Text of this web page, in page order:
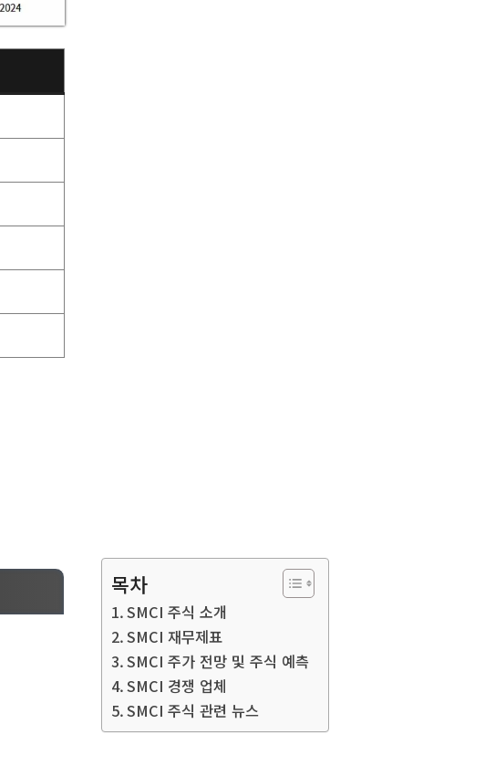
목차
SMCI 주식 소개
SMCI 재무제표
SMCI 주가 전망 및 주식 예측
SMCI 경쟁 업체
SMCI 주식 관련 뉴스